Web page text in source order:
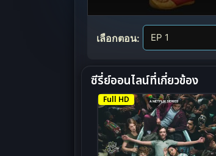
เลือกตอน:
ซีรี่ย์ออนไลน์ที่เกี่ยวข้อง
Full HD